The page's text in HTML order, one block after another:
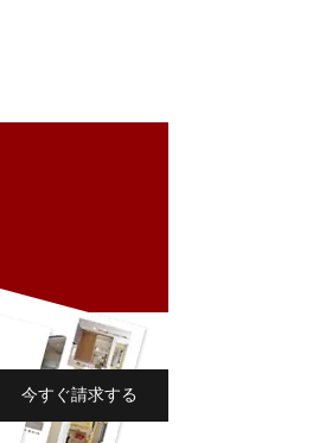
今すぐ請求する